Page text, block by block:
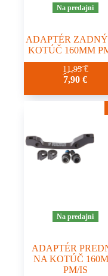
Na predajni
ADAPTÉR
KOTÚČ 160MM
11,95€
7,90€
Na predajni
ADAPTÉR
NA KOTÚČ
PM/IS